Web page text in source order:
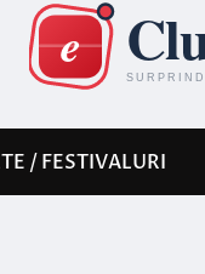
/ FESTIVALURI